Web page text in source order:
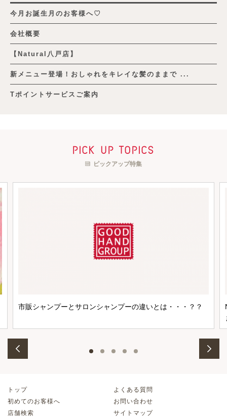
今月お誕生月のお客様へ♡
会社概要
【Natural八戸店】
新メニュー登場！おしゃれをキレイな髪のままで ...
Tポイントサービスご案内
pick up topics
ピックアップ特集
市販シャンプーとサロンシャンプーの違いとは・・・？？
トップ
初めてのお客様へ
店舗検索
よくある質問
お問い合わせ
サイトマップ